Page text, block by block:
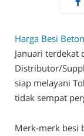
Harga Besi
Januari terdekat
Distributor/
siap melayani
tidak sempat
Merk-merk besi